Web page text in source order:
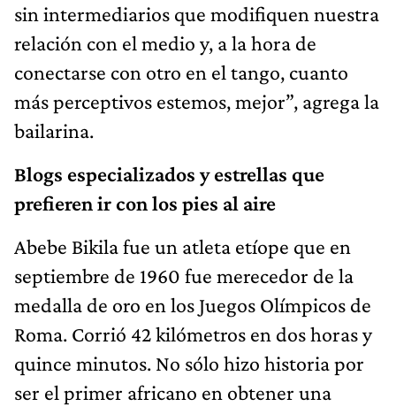
sin intermediarios que modifiquen nuestra
relación con el medio y, a la hora de
conectarse con otro en el tango, cuanto
más perceptivos estemos, mejor”, agrega la
bailarina.
Blogs especializados y estrellas que
prefieren ir con los pies al aire
Abebe Bikila fue un atleta etíope que en
septiembre de 1960 fue merecedor de la
medalla de oro en los Juegos Olímpicos de
Roma. Corrió 42 kilómetros en dos horas y
quince minutos. No sólo hizo historia por
ser el primer africano en obtener una